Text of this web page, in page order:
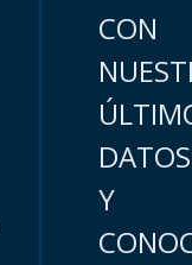
CON
DATOS
Y